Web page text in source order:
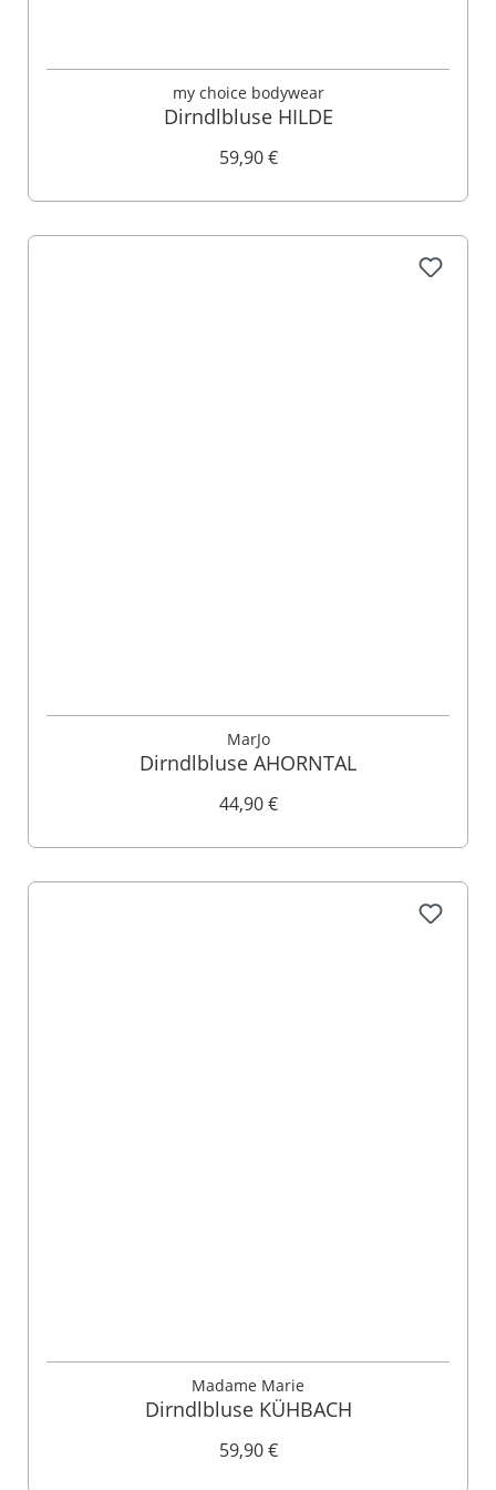
my choice bodywear
Dirndlbluse HILDE
59,90 €
MarJo
Dirndlbluse AHORNTAL
44,90 €
Madame Marie
Dirndlbluse KÜHBACH
59,90 €